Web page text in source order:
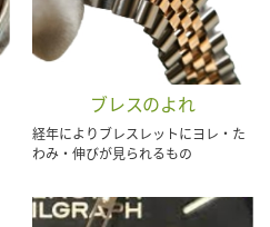
ブレスのよれ
経年によりブレスレットにヨレ・た
わみ・伸びが見られるもの